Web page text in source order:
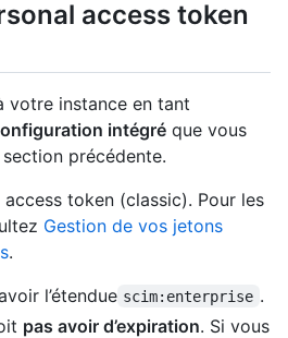
access token
votre instance en tant
intégré que vous
précédente.
token (classic). Pour les
Gestion de vos jetons
.
l’étendue scim:enterprise .
pas avoir d’expiration. Si vous